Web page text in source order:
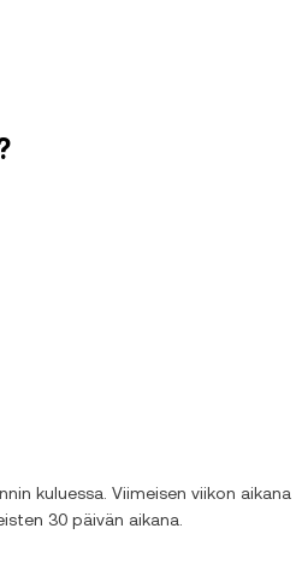
kuluessa. Viimeisen viikon aikana
30 päivän aikana.